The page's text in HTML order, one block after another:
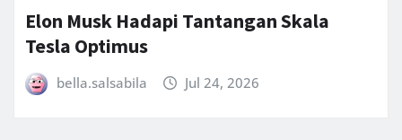
Elon Musk Hadapi Tantangan Skala
Tesla Optimus
bella.salsabila Jul 24, 2026